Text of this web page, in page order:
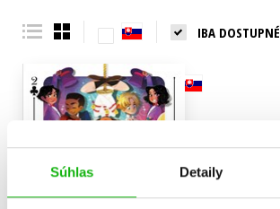
Súhlas Detaily
IBA DOSTUPNÉ